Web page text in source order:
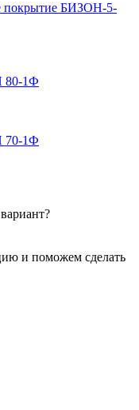
покрытие БИЗОН-5-
80-1Ф
70-1Ф
и поможем сделать